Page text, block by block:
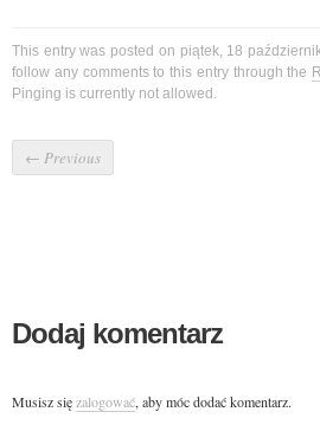
This entry was posted on piątek, 18
follow any comments to this entry through the
Pinging is currently not allowed.
← Previous
Dodaj komentarz
Musisz sięzalogować, aby móc dodać komentarz.